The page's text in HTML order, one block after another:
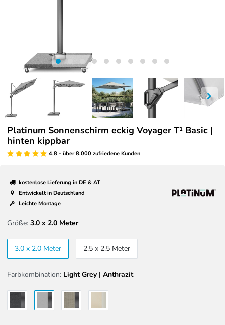
Platinum Sonnenschirm eckig Voyager T¹ Basic |
hinten kippbar
4,8 - über 8.000 zufriedene Kunden
kostenlose Lieferung in DE & AT
Entwickelt in Deutschland
Leichte Montage
Größe: 3.0 x 2.0 Meter
3.0 x 2.0 Meter 2.5 x 2.5 Meter
Farbkombination: Light Grey | Anthrazit